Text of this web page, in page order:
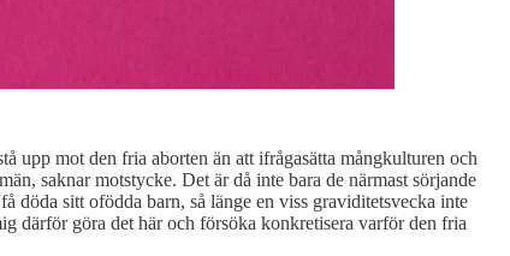
upp mot den fria aborten än att ifrågasätta mångkulturen och
saknar motstycke. Det är då inte bara de närmast sörjande
sitt ofödda barn, så länge en viss graviditetsvecka inte
därför göra det här och försöka konkretisera varför den fria